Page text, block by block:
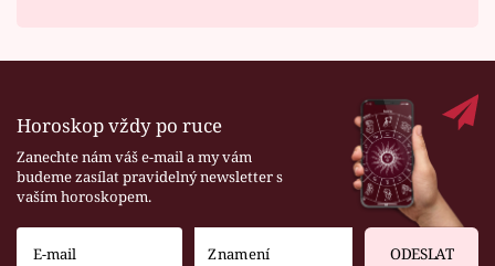
Horoskop vždy po ruce
Zanechte nám váš e-mail a my vám
budeme zasílat pravidelný newsletter s
vaším horoskopem.
ODESLAT